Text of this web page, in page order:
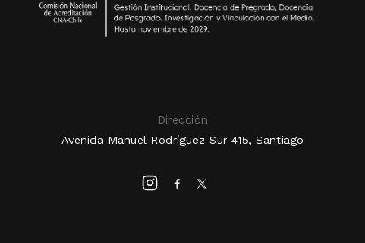
Dirección
Avenida Manuel Rodríguez Sur 415, Santiago